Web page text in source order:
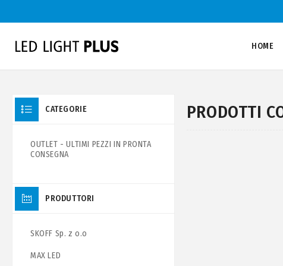
HOME
PRODOTTI
CATEGORIE
OUTLET - ULTIMI PEZZI IN PRONTA
CONSEGNA
PRODUTTORI
SKOFF Sp. z o.o
MAX LED